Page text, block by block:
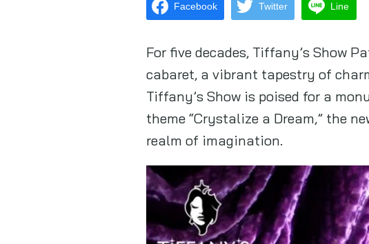
Facebook Twitter Line
For five decades, Tiffany’s Show
cabaret, a vibrant tapestry of
Tiffany’s Show is poised for a
theme “Crystalize a Dream,” the
realm of imagination.